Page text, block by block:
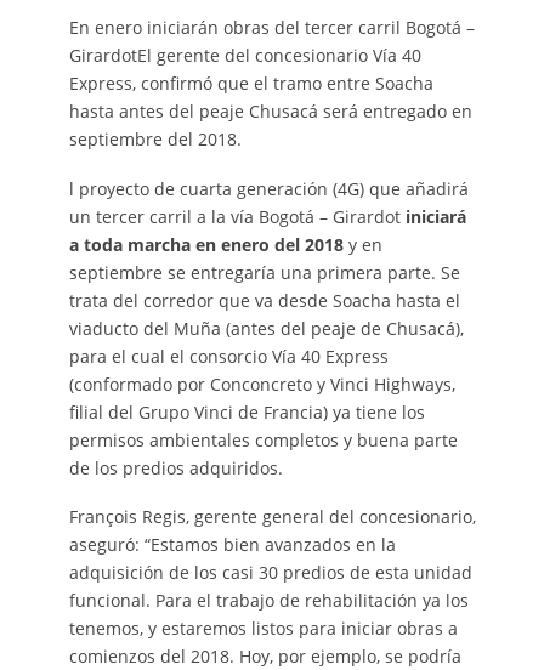
En enero iniciarán obras del tercer carril Bogotá –
GirardotEl gerente del concesionario Vía 40
Express, confirmó que el tramo entre Soacha
hasta antes del peaje Chusacá será entregado en
septiembre del 2018.
l proyecto de cuarta generación (4G) que añadirá
un tercer carril a la vía Bogotá – Girardotiniciará
a toda marcha en enero del 2018y en
septiembre se entregaría una primera parte. Se
trata del corredor que va desde Soacha hasta el
viaducto del Muña (antes del peaje de Chusacá),
para el cual el consorcio Vía 40 Express
(conformado por Conconcreto y Vinci Highways,
filial del Grupo Vinci de Francia) ya tiene los
permisos ambientales completos y buena parte
de los predios adquiridos.
François Regis, gerente general del concesionario,
aseguró: “Estamos bien avanzados en la
adquisición de los casi 30 predios de esta unidad
funcional. Para el trabajo de rehabilitación ya los
tenemos, y estaremos listos para iniciar obras a
comienzos del 2018. Hoy, por ejemplo, se podría